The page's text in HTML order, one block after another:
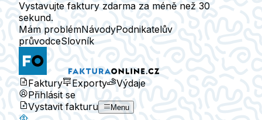
Vystavujte faktury zdarma za méně než 30
sekund.
Mám problémNávodyPodnikatelův
průvodceSlovník
Faktury Exporty
Výdaje
Přihlásit se
Vystavit fakturu
Menu